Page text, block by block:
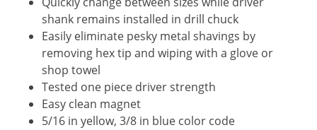
shank remains installed in drill chuck
Easily eliminate pesky metal shavings by
removing hex tip and wiping with a glove or
shop towel
Tested one piece driver strength
Easy clean magnet
5/16 in yellow, 3/8 in blue color code